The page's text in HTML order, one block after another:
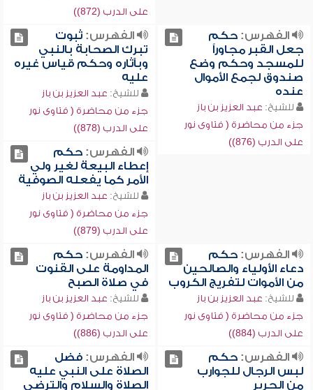
على الدرب (872))
الفهرس:حكم
جعل القبر مجاوراً
للمسجد وحكم وضع
صندوق لجمع الأموال
عنده
للشيخ: عبد العزيز بن باز
جزء من محاضرة ( فتاوى نور
على الدرب (876))
الفهرس:ثبوت
تبرك الصحابة بالنبي
وبآثاره وحكم قياس غيره
عليه
للشيخ: عبد العزيز بن باز
جزء من محاضرة ( فتاوى نور
على الدرب (878))
الفهرس:حكم
إعطاء البيعة لغير ولي
الأمر كما يفعله الصوفية
للشيخ: عبد العزيز بن باز
جزء من محاضرة ( فتاوى نور
على الدرب (879))
الفهرس:حكم
دعاء الأولياء والصالحين
من الأموات لتفريج الكروب
للشيخ: عبد العزيز بن باز
جزء من محاضرة ( فتاوى نور
على الدرب (884))
الفهرس:حكم
المداومة على القنوت
في صلاة الصبح
للشيخ: عبد العزيز بن باز
جزء من محاضرة ( فتاوى نور
على الدرب (886))
الفهرس:حكم
لبس الرجال للجوارب
من الحرير
الفهرس:فضل
الصلاة على النبي عليه
الصلاة والسلام والترضي